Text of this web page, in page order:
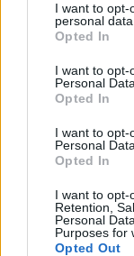
I want to opt-
personal data.
Opted In
I want to opt-
Personal Data.
Opted In
I want to opt-
Personal
Opted In
I want to opt-
Retention,
Personal
Purposes for
Opted Out
Bemutatkozás:
Budapesten, a II.
áron, gyorsan
kínálatunkból.
szerda esténként
GALÉRIA